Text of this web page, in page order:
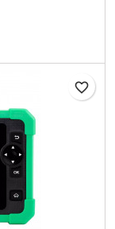
favorite_border